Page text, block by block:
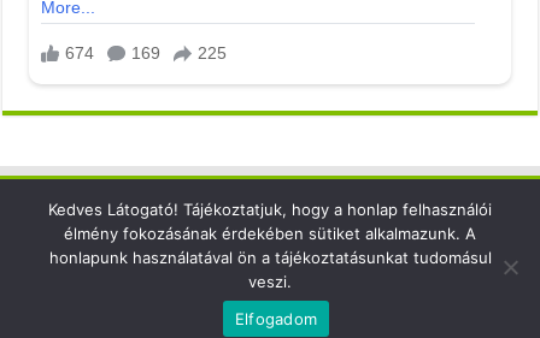
Elérhetőség
Kedves Látogató! Tájékoztatjuk, hogy a honlap felhasználói
élmény fokozásának érdekében sütiket alkalmazunk. A
honlapunk használatával ön a tájékoztatásunkat tudomásul
veszi.
Elfogadom